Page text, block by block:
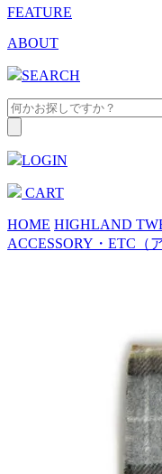
FEATURE
ABOUT
SEARCH
LOGIN
CART
HOME HIGHLAND
ACCESSORY・ETC（